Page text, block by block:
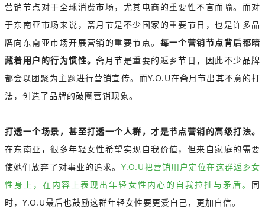
营销节点对于全球消费市场，尤其电商的重要性不言而喻。而对
于东南亚市场来说，斋月节是不少国家的重要节日，也是许多品
牌向东南亚市场开展营销的重要节点。 每一个营销节点背后都暗
藏着用户的行为惯性。斋月节是重要的返乡节日，因此不少品牌
都会以团聚为主题进行营销宣传。而Y.O.U在斋月节出其不意的打
法，创造了品牌的破圈营销现象。
打透一个场景，甚至打透一个人群，才是节点营销的高级打法。
在东南亚，很多年轻女性希望实现自我价值，但来自家庭的需要
使她们放弃了对事业的追求。 Y.O.U把营销用户定位在这群返乡女
性身上，在内容上表现出年轻女性内心的自我拉扯与矛盾。 同
时，Y.O.U最后也鼓励这群年轻女性要更爱自己，更加自信。